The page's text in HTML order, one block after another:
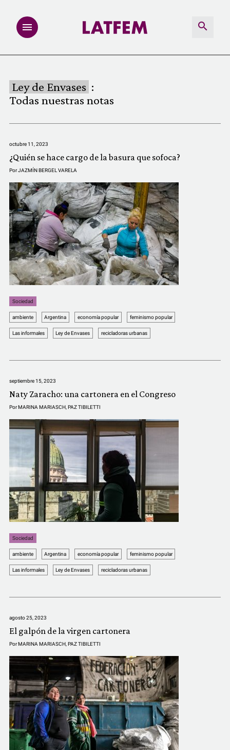
INVESTIGACIONES
MULTIMEDIA
PRODUCTOS
COMUNIDAD
QUIÉNES SOMOS
Ley de Envases :
Todas nuestras notas
octubre 11, 2023
¿Quién se hace cargo de la basura que sofoca?
PorJAZMÍN BERGEL VARELA
Sociedad
ambiente Argentina economía popular feminismo popular
Las informales Ley de Envases recicladoras urbanas
septiembre 15, 2023
Naty Zaracho: una cartonera en el Congreso
PorMARINA MARIASCH PAZ TIBILETTI
Sociedad
ambiente Argentina economía popular feminismo popular
Las informales Ley de Envases recicladoras urbanas
agosto 25, 2023
El galpón de la virgen cartonera
PorMARINA MARIASCH PAZ TIBILETTI